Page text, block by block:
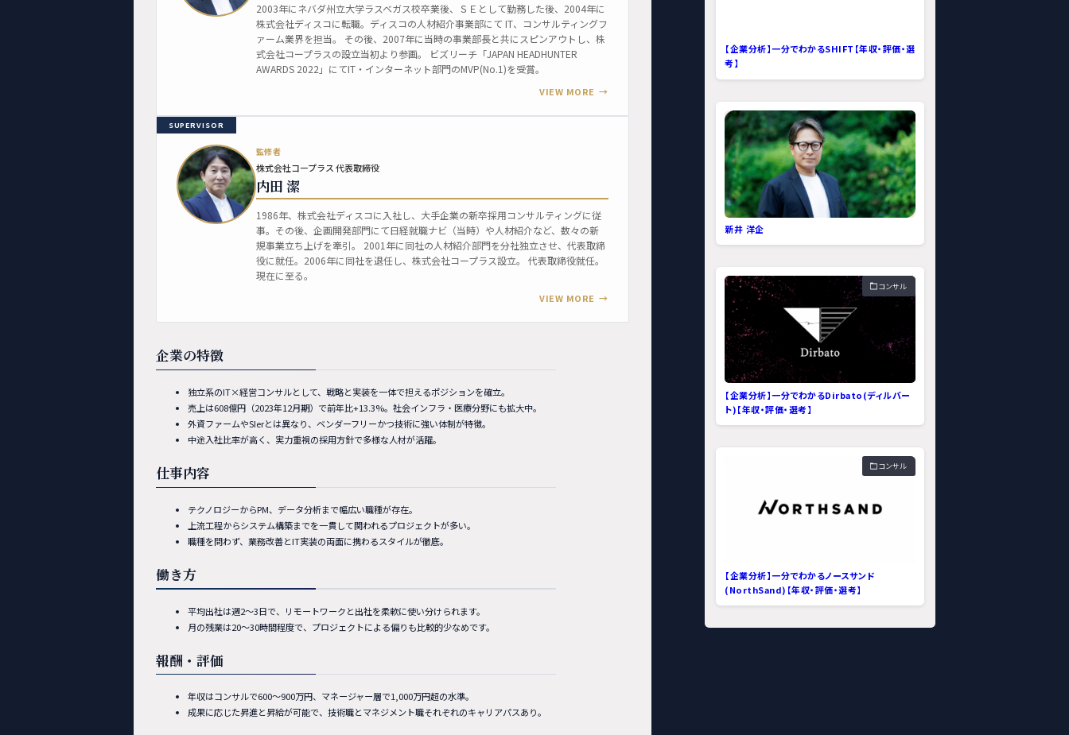
2003年にネバダ州立大学ラスベガス校卒業後、ＳＥとして勤務した後、2004年に
株式会社ディスコに転職。ディスコの人材紹介事業部にて IT、コンサルティングフ
ァーム業界を担当。 その後、2007年に当時の事業部長と共にスピンアウトし、株
式会社コープラスの設立当初より参画。 ビズリーチ「JAPAN HEADHUNTER
AWARDS 2022」にてIT・インターネット部門のMVP(No.1)を受賞。
VIEW MORE
SUPERVISOR
監修者
株式会社コープラス 代表取締役
内田 潔
1986年、株式会社ディスコに入社し、大手企業の新卒採用コンサルティングに従
事。その後、企画開発部門にて日経就職ナビ（当時）や人材紹介など、数々の新
規事業立ち上げを牽引。 2001年に同社の人材紹介部門を分社独立させ、代表取締
役に就任。2006年に同社を退任し、株式会社コープラス設立。 代表取締役就任。
現在に至る。
VIEW MORE
企業の特徴
独立系のIT×経営コンサルとして、戦略と実装を一体で担えるポジションを確立。
売上は608億円（2023年12月期）で前年比+13.3%。社会インフラ・医療分野にも拡大中。
外資ファームやSIerとは異なり、ベンダーフリーかつ技術に強い体制が特徴。
中途入社比率が高く、実力重視の採用方針で多様な人材が活躍。
仕事内容
テクノロジーからPM、データ分析まで幅広い職種が存在。
上流工程からシステム構築までを一貫して関われるプロジェクトが多い。
職種を問わず、業務改善とIT実装の両面に携わるスタイルが徹底。
働き方
平均出社は週2〜3日で、リモートワークと出社を柔軟に使い分けられます。
月の残業は20〜30時間程度で、プロジェクトによる偏りも比較的少なめです。
報酬・評価
年収はコンサルで600〜900万円、マネージャー層で1,000万円超の水準。
成果に応じた昇進と昇給が可能で、技術職とマネジメント職それぞれのキャリアパスあり。
【企業分析】一分でわかるSHIFT【年収・評価・選
考】
新井 洋企
コンサル
【企業分析】一分でわかるDirbato(ディルバー
ト)【年収・評価・選考】
コンサル
【企業分析】一分でわかるノースサンド
(NorthSand)【年収・評価・選考】